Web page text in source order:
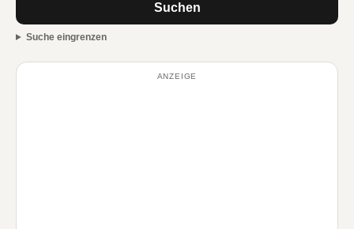
Suchen
Suche eingrenzen
ANZEIGE